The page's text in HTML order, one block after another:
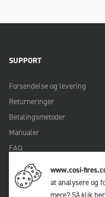
SUPPORT
Forsendelse og levering
Returneringer
Betalingsmetoder
Manualer
FAQ
Kontakt
www.cosi-
at analysere og
mere?Så klik